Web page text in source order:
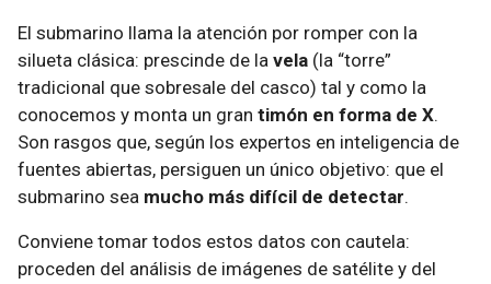
El submarino llama la atención por romper con la
silueta clásica: prescinde de la vela (la “torre”
tradicional que sobresale del casco) tal y como la
conocemos y monta un gran timón en forma de X.
Son rasgos que, según los expertos en inteligencia de
fuentes abiertas, persiguen un único objetivo: que el
submarino sea mucho más difícil de detectar.
Conviene tomar todos estos datos con cautela:
proceden del análisis de imágenes de satélite y del